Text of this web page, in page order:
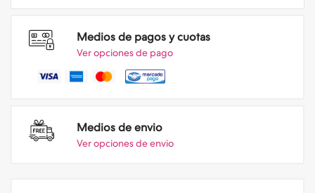
Medios de pagos y cuotas
Ver opciones de pago
Medios de envio
Ver opciones de envio